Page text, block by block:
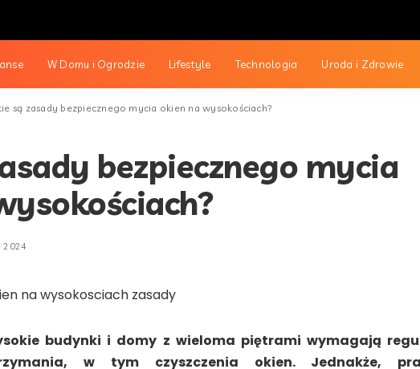
W Domu i Ogrodzie Lifestyle Technologia Uroda i Zdrowie
są zasady bezpiecznego mycia okien na wysokościach?
bezpiecznego mycia
2024
budynki i domy z wieloma piętrami wymagają
w tym czyszczenia okien. Jednakże,